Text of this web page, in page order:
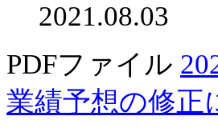
2021.08.03
PDFファイル
業績予想の修正